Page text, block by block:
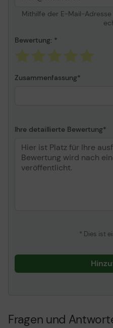
Mithilfe der E-Mail-
Bewertung:
Zusammenfassung
Ihre detaillierte Bewertung
* Dies ist
Fragen und